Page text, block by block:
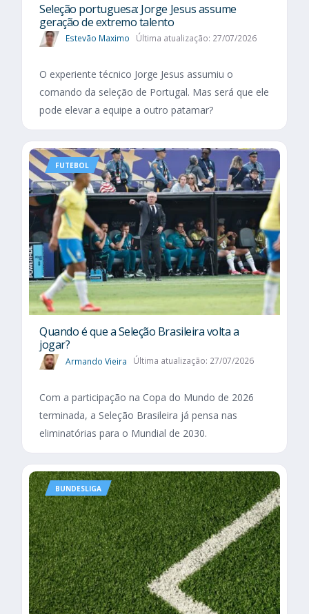
Seleção portuguesa: Jorge Jesus assume
geração de extremo talento
Estevão Maximo Última atualização: 27/07/2026
O experiente técnico Jorge Jesus assumiu o
comando da seleção de Portugal. Mas será que ele
pode elevar a equipe a outro patamar?
FUTEBOL
Quando é que a Seleção Brasileira volta a
jogar?
Armando Vieira Última atualização: 27/07/2026
Com a participação na Copa do Mundo de 2026
terminada, a Seleção Brasileira já pensa nas
eliminatórias para o Mundial de 2030.
BUNDESLIGA